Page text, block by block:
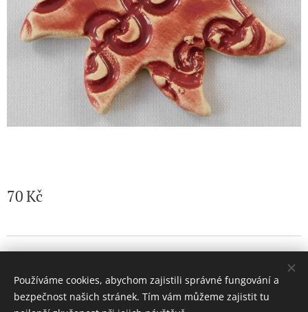
70Kč
Vytvořeno službouWebnode Cookies
Používáme cookies, abychom zajistili správné fungování a
bezpečnost našich stránek. Tím vám můžeme zajistit tu